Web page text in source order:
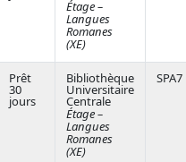
Étage –
Langues
Romanes
(XE)
Prêt
30
jours
Bibliothèque
Universitaire
Centrale
Étage –
Langues
Romanes
(XE)
SPA7